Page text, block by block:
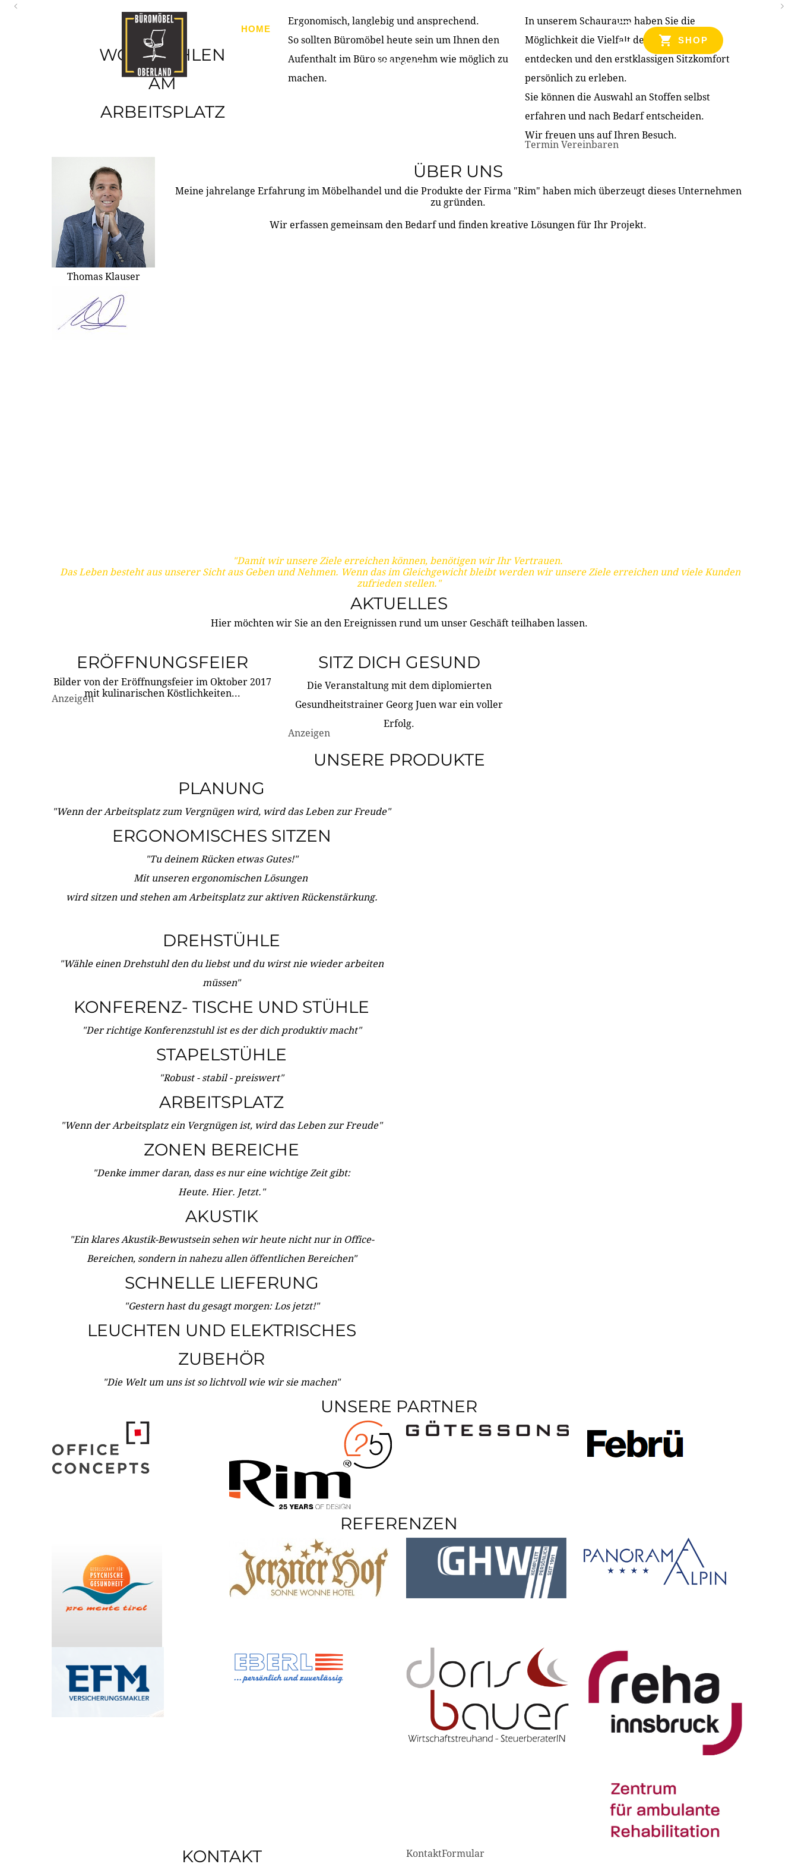
HOME PRODUKTE ÜBER UNS PARTNER & REFERENZEN
KONTAKT
SHOP
WOHLFÜHLEN
AM
ARBEITSPLATZ
Ergonomisch, langlebig und ansprechend.
So sollten Büromöbel heute sein um Ihnen den
Aufenthalt im Büro so angenehm wie möglich zu
machen.
In unserem Schauraum haben Sie die
Möglichkeit die Vielfalt der Produkte zu
entdecken und den erstklassigen Sitzkomfort
persönlich zu erleben.
Sie können die Auswahl an Stoffen selbst
erfahren und nach Bedarf entscheiden.
Wir freuen uns auf Ihren Besuch.
Termin Vereinbaren
Thomas Klauser
ÜBER UNS
Meine jahrelange Erfahrung im Möbelhandel und die Produkte der Firma "Rim" haben mich überzeugt dieses Unternehmen
zu gründen.
Wir erfassen gemeinsam den Bedarf und finden kreative Lösungen für Ihr Projekt.
"Damit wir unsere Ziele erreichen können, benötigen wir Ihr Vertrauen.
Das Leben besteht aus unserer Sicht aus Geben und Nehmen. Wenn das im Gleichgewicht bleibt werden wir unsere Ziele erreichen und viele Kunden
zufrieden stellen."
AKTUELLES
Hier möchten wir Sie an den Ereignissen rund um unser Geschäft teilhaben lassen.
ERÖFFNUNGSFEIER
Bilder von der Eröffnungsfeier im Oktober 2017
mit kulinarischen Köstlichkeiten...
Anzeigen
SITZ DICH GESUND
Die Veranstaltung mit dem diplomierten
Gesundheitstrainer Georg Juen war ein voller
Erfolg.
Anzeigen
UNSERE PRODUKTE
PLANUNG
"Wenn der Arbeitsplatz zum Vergnügen wird, wird das Leben zur Freude"
ERGONOMISCHES SITZEN
"Tu deinem Rücken etwas Gutes!"
Mit unseren ergonomischen Lösungen
wird sitzen und stehen am Arbeitsplatz zur aktiven Rückenstärkung.
DREHSTÜHLE
"Wähle einen Drehstuhl den du liebst und du wirst nie wieder arbeiten
müssen"
KONFERENZ- TISCHE UND STÜHLE
"Der richtige Konferenzstuhl ist es der dich produktiv macht"
STAPELSTÜHLE
"Robust - stabil - preiswert"
ARBEITSPLATZ
"Wenn der Arbeitsplatz ein Vergnügen ist, wird das Leben zur Freude"
ZONEN BEREICHE
"Denke immer daran, dass es nur eine wichtige Zeit gibt:
Heute. Hier. Jetzt."
AKUSTIK
"Ein klares Akustik-Bewustsein sehen wir heute nicht nur in Office-
Bereichen, sondern in nahezu allen öffentlichen Bereichen"
SCHNELLE LIEFERUNG
"Gestern hast du gesagt morgen: Los jetzt!"
LEUCHTEN UND ELEKTRISCHES
ZUBEHÖR
"Die Welt um uns ist so lichtvoll wie wir sie machen"
UNSERE PARTNER
REFERENZEN
KONTAKT KontaktFormular